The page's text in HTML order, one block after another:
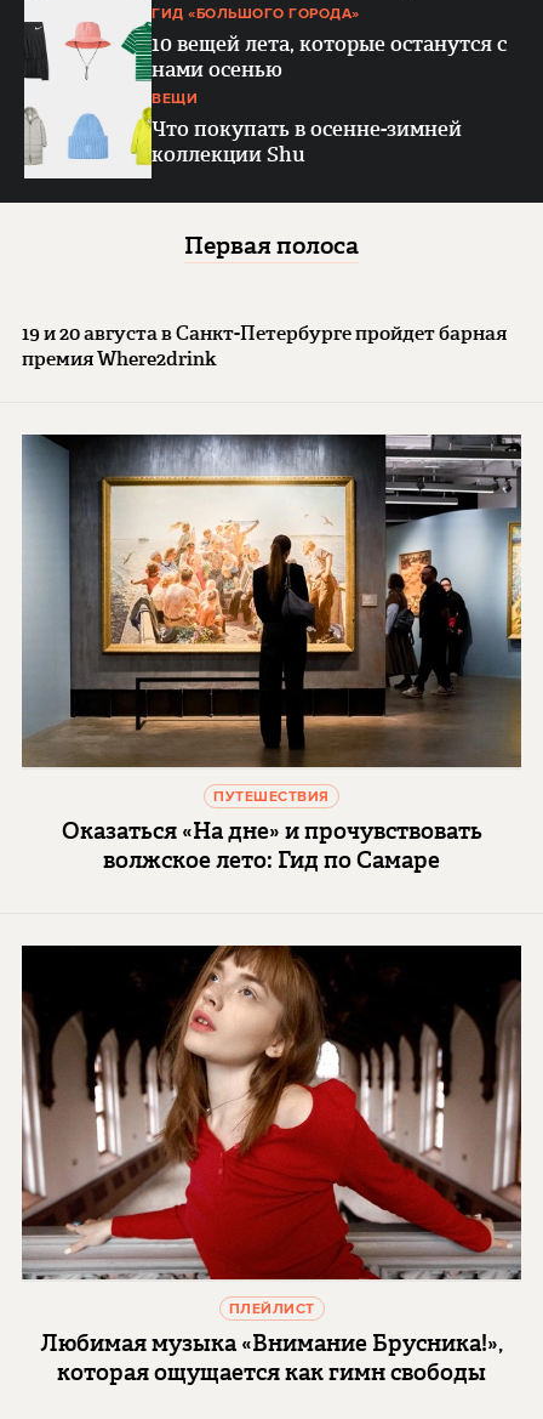
ГИД «БОЛЬШОГО ГОРОДА»
10 вещей лета, которые останутся с
нами осенью
ВЕЩИ
Что покупать в осенне-зимней
коллекции Shu
Первая полоса
19 и 20 августа в Санкт-Петербурге пройдет барная
премия Where2drink
ПУТЕШЕСТВИЯ
Оказаться «На дне» и прочувствовать
волжское лето: Гид по Самаре
ПЛЕЙЛИСТ
Любимая музыка «Внимание Брусника!»,
которая ощущается как гимн свободы